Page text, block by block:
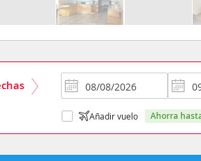
Añadir vuelo ahorra